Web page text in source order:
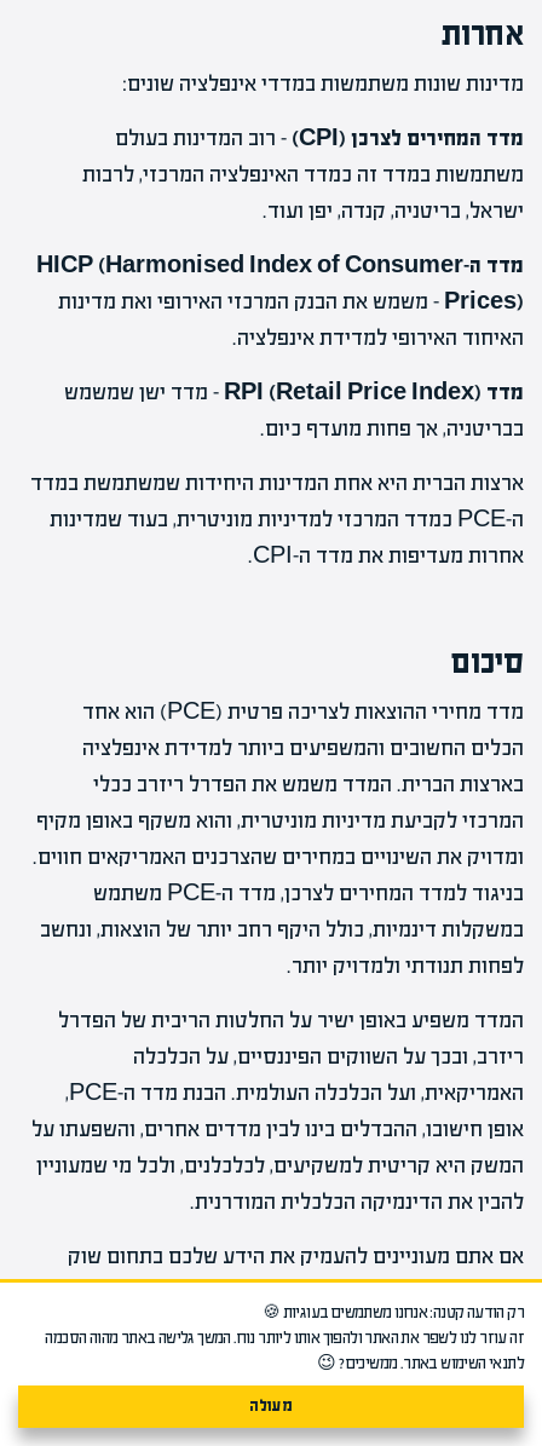
אחרות
מדינות שונות משתמשות במדדי אינפלציה שונים:
מדד המחירים לצרכן (CPI)
– רוב המדינות בעולם
משתמשות במדד זה כמדד האינפלציה המרכזי, לרבות
ישראל, בריטניה, קנדה, יפן ועוד.
מדד ה-HICP (Harmonised Index of Consumer
Prices) – משמש את הבנק המרכזי האירופי ואת מדינות
האיחוד האירופי למדידת אינפלציה.
מדד RPI (Retail Price Index)
– מדד ישן שמשמש
בבריטניה, אך פחות מועדף כיום.
ארצות הברית היא אחת המדינות היחידות שמשתמשת במדד
ה-PCE כמדד המרכזי למדיניות מוניטרית, בעוד שמדינות
אחרות מעדיפות את מדד ה-CPI.
סיכום
מדד מחירי ההוצאות לצריכה פרטית (PCE) הוא אחד
הכלים החשובים והמשפיעים ביותר למדידת אינפלציה
בארצות הברית. המדד משמש את הפדרל ריזרב ככלי
המרכזי לקביעת מדיניות מוניטרית, והוא משקף באופן מקיף
ומדויק את השינויים במחירים שהצרכנים האמריקאים חווים.
בניגוד למדד המחירים לצרכן, מדד ה-PCE משתמש
במשקלות דינמיות, כולל היקף רחב יותר של הוצאות, ונחשב
לפחות תנודתי ולמדויק יותר.
המדד משפיע באופן ישיר על החלטות הריבית של הפדרל
ריזרב, ובכך על השווקים הפיננסיים, על הכלכלה
האמריקאית, ועל הכלכלה העולמית. הבנת מדד ה-PCE,
אופן חישובו, ההבדלים בינו לבין מדדים אחרים, והשפעתו על
המשק היא קריטית למשקיעים, לכלכלנים, ולכל מי שמעוניין
להבין את הדינמיקה הכלכלית המודרנית.
אם אתם מעוניינים להעמיק את הידע שלכם בתחום שוק
ההשפעות על השווקים הפיננסיים – קורס שוק ההון המקוון
שלמכללת אפיק אונליין, יכול לספק לכם את הבסיס
התיאורטי והמעשי הנדרש. הקורס מיועד למי שרוצה להבין
את השוק הפיננסי, לפתח קריירה בתחום, או פשוט לנהל טוב
רק הודעה קטנה: אנחנו משתמשים בעוגיות 🍪
זה עוזר לנו לשפר את האתר ולהפוך אותו ליותר נוח. המשך גלישה באתר מהוה הסכמה
לתנאי השימוש באתר. ממשיכים? 😉
מעולה